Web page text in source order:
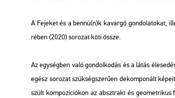
A Fejeket és a bennü(n)k ka­var­gó gon­do­la­to­kat,
ré­ben(2020) so­ro­zat köti össze.
Az egy­ség­ben való gon­dol­ko­dás és a látás
egész so­ro­zat szük­ség­sze­rű­en de­kom­po­nált
szült kom­po­zí­ci­ó­kon az abszt­rakt és